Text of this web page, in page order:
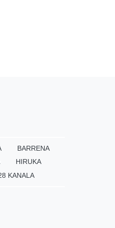
BARRENA
HIRUKA
KANALA